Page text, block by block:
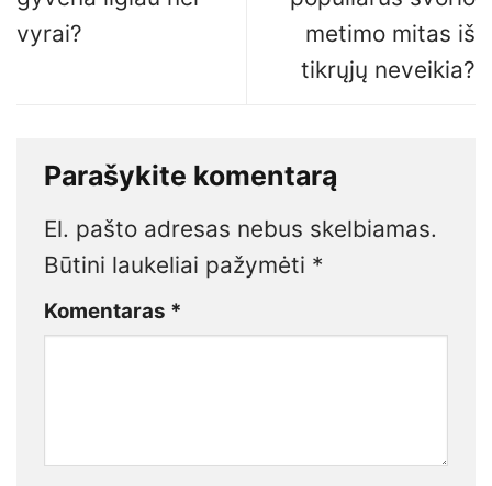
vyrai?
metimo mitas iš
tikrųjų neveikia?
Parašykite komentarą
El. pašto adresas nebus skelbiamas.
Būtini laukeliai pažymėti *
Komentaras *